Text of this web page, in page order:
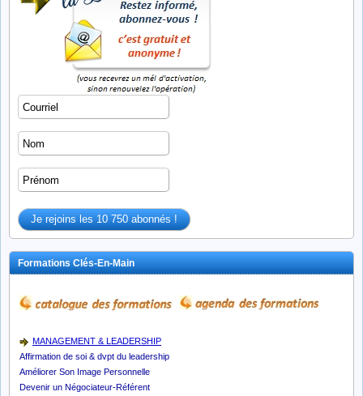
Formations Clés-En-Main
MANAGEMENT & LEADERSHIP
Affirmation de soi & dvpt du leadership
Améliorer Son Image Personnelle
Devenir un Négociateur-Référent